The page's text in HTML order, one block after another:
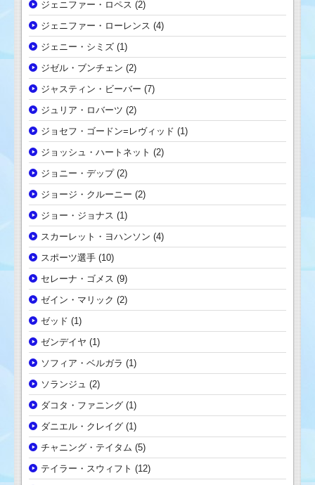
ジェニファー・ロペス (2)
ジェニファー・ローレンス (4)
ジェニー・シミズ (1)
ジゼル・ブンチェン (2)
ジャスティン・ビーバー (7)
ジュリア・ロバーツ (2)
ジョセフ・ゴードン=レヴィッド (1)
ジョッシュ・ハートネット (2)
ジョニー・デップ(2)
ジョージ・クルーニー (2)
ジョー・ジョナス (1)
スカーレット・ヨハンソン (4)
スポーツ選手 (10)
セレーナ・ゴメス (9)
ゼイン・マリック (2)
ゼッド (1)
ゼンデイヤ (1)
ソフィア・ベルガラ (1)
ソランジュ (2)
ダコタ・ファニング (1)
ダニエル・クレイグ (1)
チャニング・テイタム (5)
テイラー・スウィフト (12)